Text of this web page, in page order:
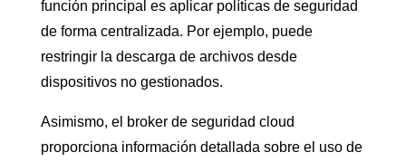
función principal es aplicar políticas de seguridad
de forma centralizada. Por ejemplo, puede
restringir la descarga de archivos desde
dispositivos no gestionados.
Asimismo, el broker de seguridad cloud
proporciona información detallada sobre el uso de